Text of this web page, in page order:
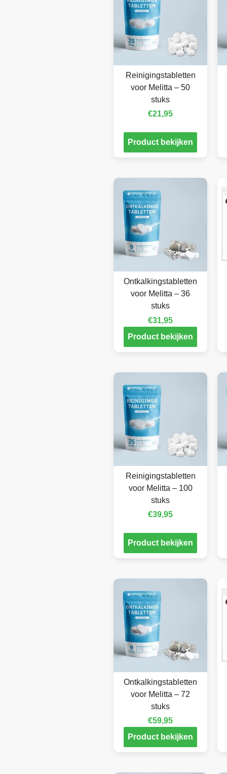
Reinigingstabletten
voor Melitta – 50
stuks
€21,95
Product bekijken
Ontkalkingstabletten
voor Melitta – 36
stuks
€31,95
Product bekijken
Reinigingstabletten
voor Melitta – 100
stuks
€39,95
Product bekijken
Ontkalkingstabletten
voor Melitta – 72
stuks
€59,95
Product bekijken